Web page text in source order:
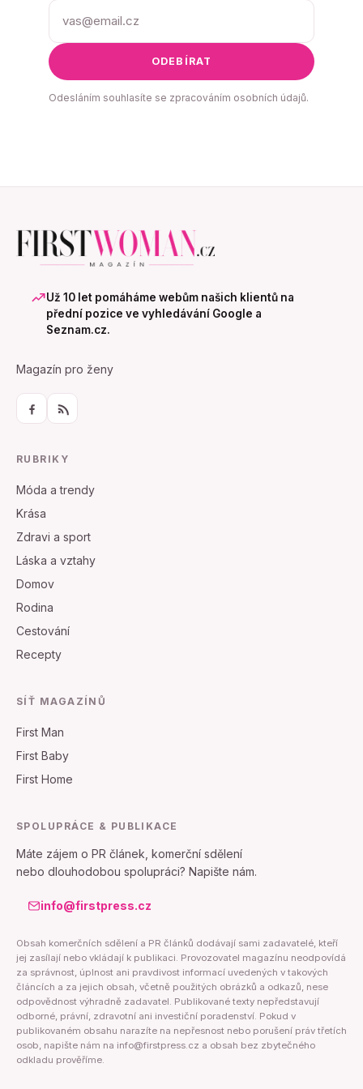
ODEBÍRAT
Odesláním souhlasíte se zpracováním osobních údajů.
Už 10 let pomáháme webům našich klientů na
přední pozice ve vyhledávání Google a
Seznam.cz.
Magazín pro ženy
RUBRIKY
Móda a trendy
Krása
Zdravi a sport
Láska a vztahy
Domov
Rodina
Cestování
Recepty
SÍŤ MAGAZÍNŮ
First Man
First Baby
First Home
SPOLUPRÁCE & PUBLIKACE
Máte zájem o PR článek, komerční sdělení
nebo dlouhodobou spolupráci? Napište nám.
info@firstpress.cz
Obsah komerčních sdělení a PR článků dodávají sami zadavatelé, kteří
jej zasílají nebo vkládají k publikaci. Provozovatel magazínu neodpovídá
za správnost, úplnost ani pravdivost informací uvedených v takových
článcích a za jejich obsah, včetně použitých obrázků a odkazů, nese
odpovědnost výhradně zadavatel. Publikované texty nepředstavují
odborné, právní, zdravotní ani investiční poradenství. Pokud v
publikovaném obsahu narazíte na nepřesnost nebo porušení práv třetích
osob, napište nám na info@firstpress.cz a obsah bez zbytečného
odkladu prověříme.